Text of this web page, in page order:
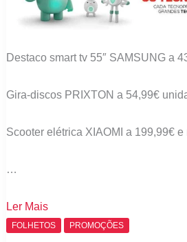
Destaco smart tv 55″ SAMSUNG a
Gira-discos PRIXTON a 54,99€
Scooter elétrica XIAOMI a 199,99€ e
…
Folheto
El
Ler Mais
FOLHETOS PROMOÇÕES